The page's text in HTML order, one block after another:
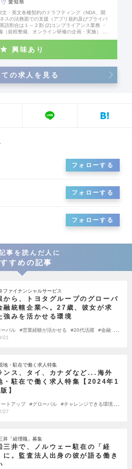
愛知県
文・英文各種契約のドラフティング（NDA、開
スの法務面での支援（アプリ規約及びプライバ
割合は１～２割 (2)コンプライアンス業務 ・
（規程整備、オンライン研修の企画・実施） ・
興味あり
の求人を見る
フォローする
フォローする
フォローする
事を読んだ人に
すめの記事
ファイナンシャルサービス
から、トヨタグループのグローバ
融統轄企業へ。27歳、彼女が求
強みを活かせる環境
ーバル 営業経験が活かせる 20代活躍
金融
挑戦
21
地・駐在で働く求人特集
ンス、タイ、カナダなど...海外
・駐在で働く求人特集【2024年1
】
ートアップ グローバル
チャレンジできる環境
験が活かせる
27
井「経理職」募集
三井で、ノルウェー駐在の「経
に。監査法人出身の彼が語る働き